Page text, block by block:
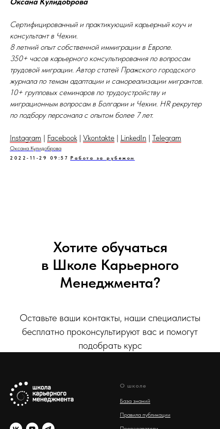
Сертифицированный и практикующий карьерный коуч и
консультант в Чехии.
8 летний опыт собственной иммиграции в Европе.
350+ часов карьерного консультирования по вопросам
трудовой миграции. Автор статей Пражского городского
журнала по темам адаптации и самореализации мигрантов.
10+ групповых семинаров по трудоустройству и
миграционным вопросам в Болгарии и Чехии. HR рекрутер
по подбору персонала с опытом более 7 лет.
Instagram | Facebook | Vkontakte | LinkedIn | Telegram
Оксана Кулидоброва
2022-11-29 09:57 Работа за рубежом
Хотите обучаться
в Школе Карьерного
Менеджмента?
Оставьте ваши контакты, наши специалисты
бесплатно проконсультируют вас и помогут
подобрать курс
О школе
База знаний
Правила публикации